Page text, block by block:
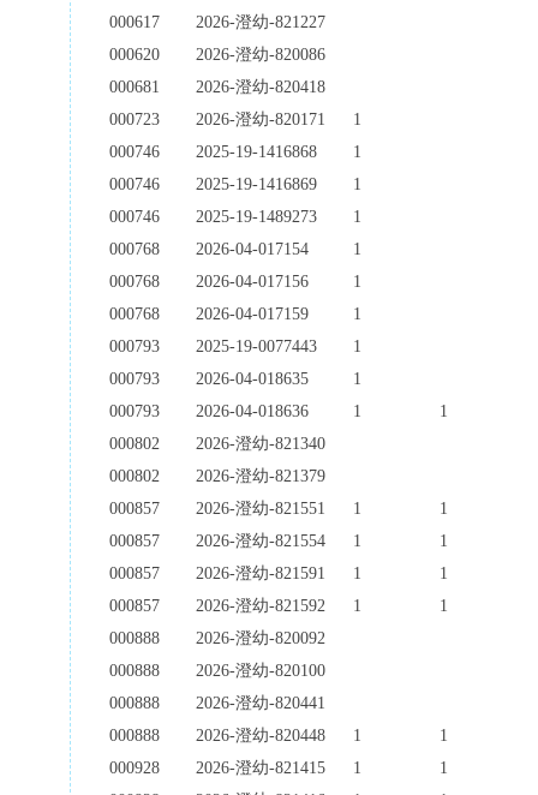
000617
2026-澄幼-821227
000620
2026-澄幼-820086
000681
2026-澄幼-820418
000723
2026-澄幼-820171
1
000746
2025-19-1416868
1
000746
2025-19-1416869
1
000746
2025-19-1489273
1
000768
2026-04-017154
1
000768
2026-04-017156
1
000768
2026-04-017159
1
000793
2025-19-0077443
1
000793
2026-04-018635
1
000793
2026-04-018636 1
1
000802
2026-澄幼-821340
000802
2026-澄幼-821379
000857
2026-澄幼-821551 1
1
000857
2026-澄幼-821554 1
1
000857
2026-澄幼-821591 1
1
000857
2026-澄幼-821592 1
1
000888
2026-澄幼-820092
000888
2026-澄幼-820100
000888
2026-澄幼-820441
000888
2026-澄幼-820448 1
1
000928
2026-澄幼-821415 1
1